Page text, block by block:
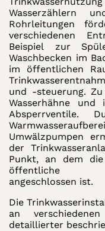
Wasserzählern
Rohrleitungen
verschiedenen
Beispiel zur
Waschbecken im
im öffentlichen
und -steuerung.
Wasserhähne
Absperrventile.
Umwälzpumpen
der
Punkt, an dem
öffentliche
angeschlossen ist.
Die
an
detaillierter